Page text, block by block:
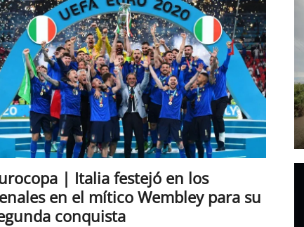
| Italia festejó en los
en el mítico Wembley para su
conquista